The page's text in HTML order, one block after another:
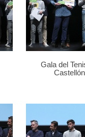
Gala del
Castellón